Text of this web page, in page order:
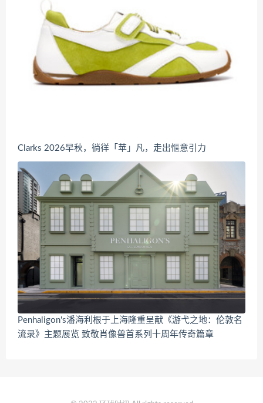
Clarks 2026早秋，徜徉「苹」凡，走出惬意引力
Penhaligon's潘海利根于上海隆重呈献《游弋之地：伦敦名
流录》主题展览 致敬肖像兽首系列十周年传奇篇章